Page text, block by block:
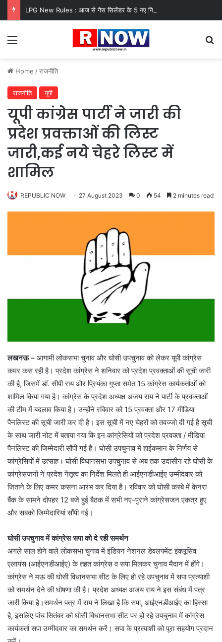
Menu
Home /राजनीति
राजनीति यूपी
यूपी कांग्रेस पार्टी ने जारी की
प्रदेश प्रवक्ताओं की लिस्ट
जारी,कई नये चेहरे लिस्ट में
शामिल
REPUBLIC NOW 27 August 2023 0 54 2 minutes read
लखनऊ – आगामी लोकसभा चुनाव और घोसी उपचुनाव को लेकर यूपी कांग्रेस
कमर कस रही है। प्रदेश कांग्रेस ने शनिवार को प्रदेश प्रवक्ताओं की सूची जारी
की है, जिसमें डॉ. सीपी राय और प्रियंका गुप्ता समेत 15 कांग्रेस कार्यकर्ताओं को
शामिल किया गया है। कांग्रेस के प्रदेश अध्यक्ष अजय राय ने पार्टी के प्रवक्ताओं
की टीम में बदलाव किया है। उन्होंने रविवार को 15 प्रवक्ता और 17 मीडिया
पैनलिस्ट की सूची जारी कर दी है। इस सूची में नए चेहरों को तवज्जो दी गई है सूची
के साथ जारी नोट में बताया गया कि इन कांग्रेसियों को प्रदेश प्रवक्ता / मीडिया
पैनलिस्ट की जिम्मेदारी सौंपी गई है। घोसी उपचुनाव में हाईकमान के निर्णय से
कांग्रेसियों में उत्साह। घोसी विधानसभा उपचुनाव से अब तक उदासीन रहे घोसी के
कांग्रेसजनों ने प्रदेश नेतृत्व का निर्देश मिलते ही आईएनडीआईए उम्मीदवार को
जिताने के लिए कमर कसना आरंभ कर दिया है। रविवार को घोसी कस्बे में केनरा
बैंक के सामने दोपहर 12 बजे हुई बैठक में सभी नए-पुराने कांग्रेसजन एकत्र हुए
और सबको जिम्मेदारियां सौंपी गई।
घोसी उपचुनाव में कांग्रेस सपा को दे रही समर्थन
अगले साल होने वाले लोकसभा चुनाव में इंडियन नेशनल डेवलपमेंट इंक्लूसिव
एलायंस (आईएनडीआईए) के तहत कांग्रेस व सपा मिलकर चुनाव मैदान में होंगे।
कांग्रेस ने मऊ की घोसी विधानसभा सीट के लिए हो रहे उपचुनाव में सपा प्रत्याशी
को समर्थन देने की घोषणा की है। प्रदेश अध्यक्ष अजय राय ने इस संबंध में पत्र
जारी किया है।समर्थन पत्र में राय ने लिखा है कि सपा, आईएनडीआईए का हिस्सा
है, इसलिए पांच सितंबर को घोसी विधानसभा सीट पर हो रहे उपचुनाव में कांग्रेस
कार्यकर्ता सपा उम्मीदवार का समर्थन करें। सपा के प्रत्याशी को पूरा सहयोग प्रदान